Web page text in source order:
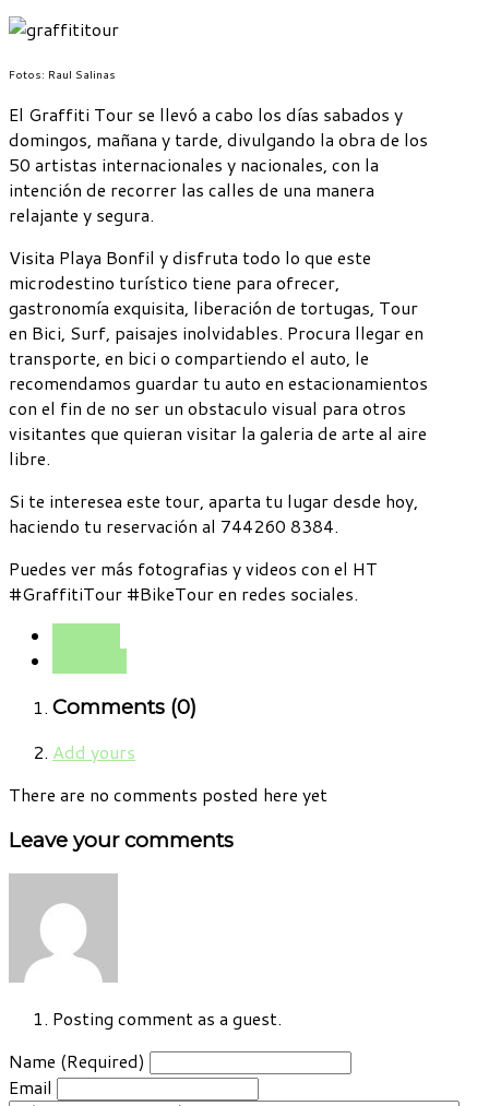
Fotos: Raul Salinas
El Graffiti Tour se llevó a cabo los días sabados y
domingos, mañana y tarde, divulgando la obra de los
50 artistas internacionales y nacionales, con la
intención de recorrer las calles de una manera
relajante y segura.
Visita Playa Bonfil y disfruta todo lo que este
microdestino turístico tiene para ofrecer,
gastronomía exquisita, liberación de tortugas, Tour
en Bici, Surf, paisajes inolvidables. Procura llegar en
transporte, en bici o compartiendo el auto, le
recomendamos guardar tu auto en estacionamientos
con el fin de no ser un obstaculo visual para otros
visitantes que quieran visitar la galeria de arte al aire
libre.
Si te interesea este tour, aparta tu lugar desde hoy,
haciendo tu reservación al 744260 8384.
Puedes ver más fotografias y videos con el HT
#GraffitiTour #BikeTour en redes sociales.
Comments (0)
Add yours
There are no comments posted here yet
Leave your comments
Posting comment as a guest.
Name (Required)
Email